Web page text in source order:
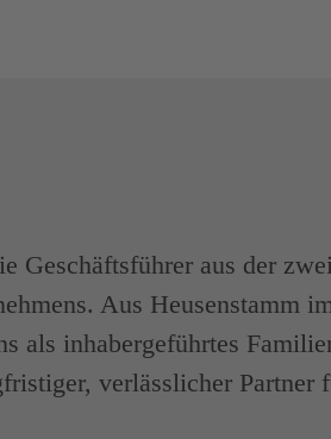
Geschäftsführer aus der
Aus Heusenstamm
als inhabergeführtes
verlässlicher Partner